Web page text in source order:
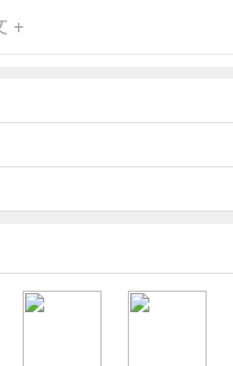
重复可玩性。
路。
望等级。
+